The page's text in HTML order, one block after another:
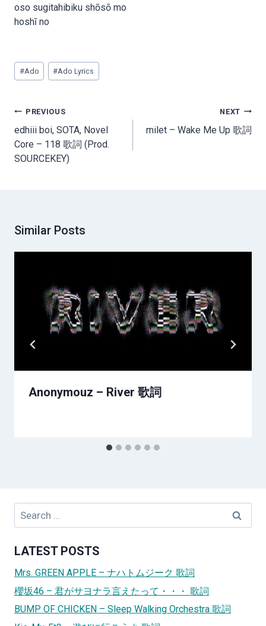
oso sugitahibiku shōsō mo
hoshī no
Post
Tags:
#Ado #Ado Lyrics
Post
navigation
PREVIOUS
edhiii boi, SOTA, Novel
Core – 118 歌詞 (Prod.
SOURCEKEY)
NEXT
milet – Wake Me Up 歌詞
Similar Posts
Anonymouz – River 歌詞
Search
LATEST POSTS
Mrs. GREEN APPLE – ナハトムジーク 歌詞
櫻坂46 – 君がサヨナラ言えたって・・・ 歌詞
BUMP OF CHICKEN – Sleep Walking Orchestra 歌詞